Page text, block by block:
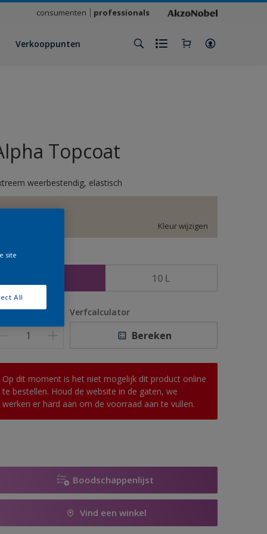
consumenten professionals
Verkooppunten
Topcoat
weerbestendig, elastisch
E5.03.82
Kleur wijzigen
10 L
Verfcalculator
Bereken
Op dit moment is het niet mogelijk dit product online
te bestellen. Houd de website in de gaten, we
werken er hard aan om de voorraad aan te vullen.
Boodschappenlijst
Vind een winkel
site
All